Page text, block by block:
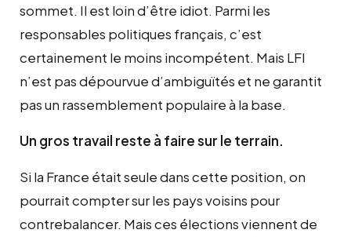
sommet. Il est loin d’être idiot. Parmi les
responsables politiques français, c’est
certainement le moins incompétent. Mais LFI
n’est pas dépourvue d’ambiguïtés et ne garantit
pas un rassemblement populaire à la base.
Un gros travail reste à faire sur le terrain.
Si la France était seule dans cette position, on
pourrait compter sur les pays voisins pour
contrebalancer. Mais ces élections viennent de